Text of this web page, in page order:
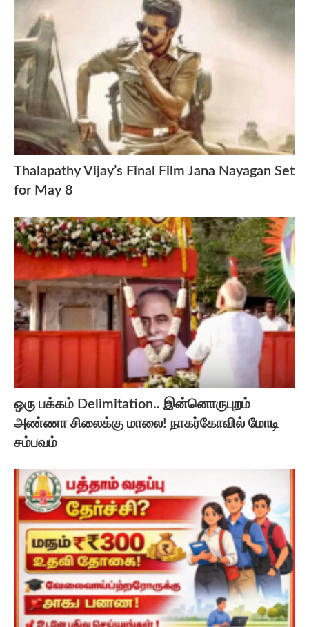
Thalapathy Vijay’s Final Film Jana Nayagan Set
for May 8
ஒரு பக்கம் Delimitation.. இன்னொருபுறம்
அண்ணா சிலைக்கு மாலை! நாகர்கோவில் மோடி
சம்பவம்